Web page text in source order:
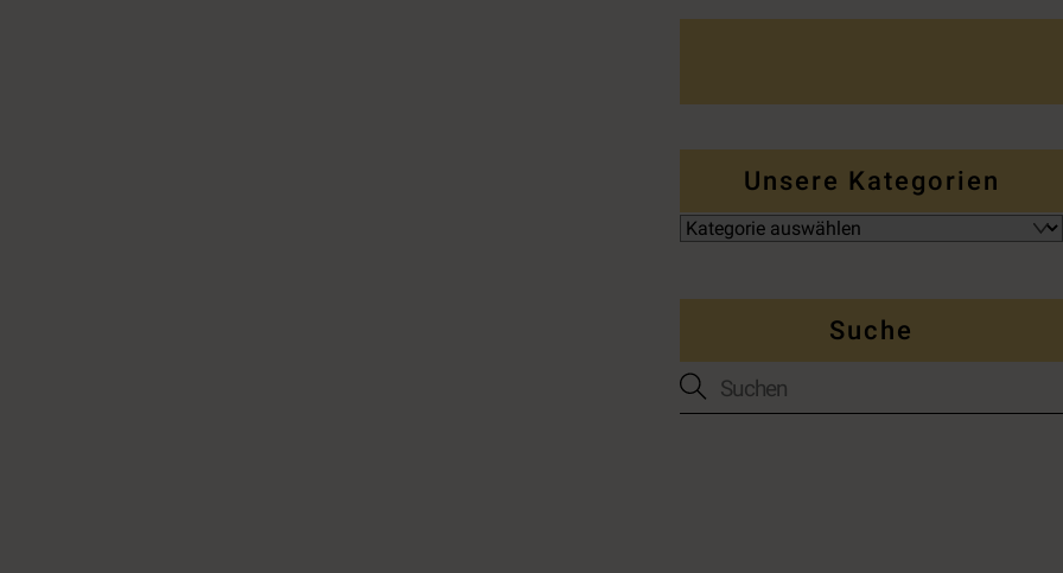
Unsere Kategorien
Suche